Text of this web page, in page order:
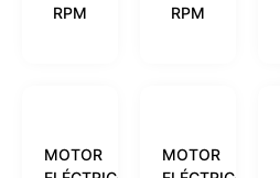
RPM
RPM
MOTOR
MOTOR